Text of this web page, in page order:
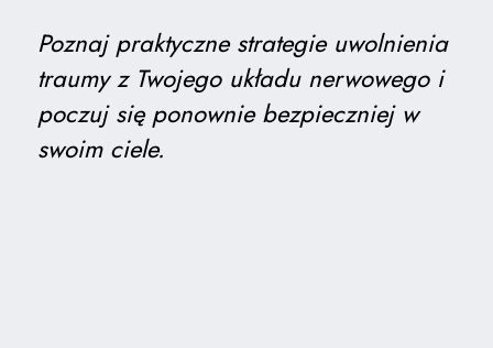
Poznaj praktyczne strategie uwolnienia
traumy z Twojego układu nerwowego i
poczuj się ponownie bezpieczniej w
swoim ciele.